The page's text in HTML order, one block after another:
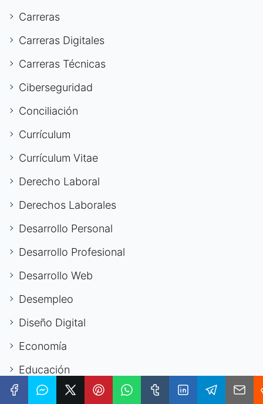
Carreras
Carreras Digitales
Carreras Técnicas
Ciberseguridad
Conciliación
Currículum
Currículum Vitae
Derecho Laboral
Derechos Laborales
Desarrollo Personal
Desarrollo Profesional
Desarrollo Web
Desempleo
Diseño Digital
Economía
Educación
Emigración